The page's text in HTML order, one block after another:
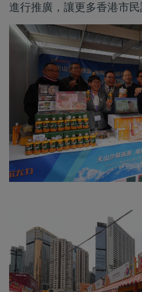
進行推廣，讓更多香港市民